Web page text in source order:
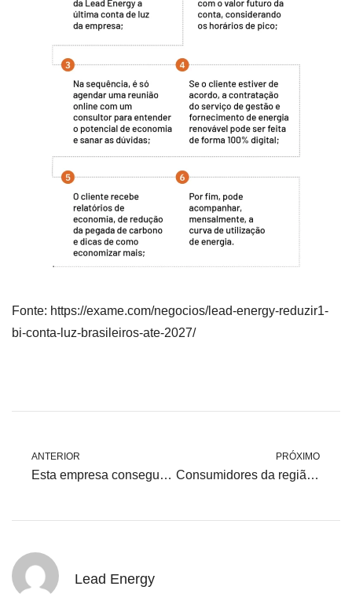
Fonte: https://exame.com/negocios/lead-energy-reduzir1-
bi-conta-luz-brasileiros-ate-2027/
ANTERIOR
Esta empresa consegue baixar a conta de luz em até 35% analisando apenas o boleto da fatura
PRÓXIMO
Consumidores da região tiram dúvidas sobre mercado livre de energia elétrica
Lead Energy